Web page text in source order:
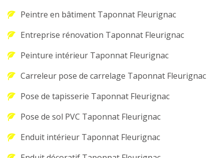
Peintre en bâtiment Taponnat Fleurignac
Entreprise rénovation Taponnat Fleurignac
Peinture intérieur Taponnat Fleurignac
Carreleur pose de carrelage Taponnat Fleurignac
Pose de tapisserie Taponnat Fleurignac
Pose de sol PVC Taponnat Fleurignac
Enduit intérieur Taponnat Fleurignac